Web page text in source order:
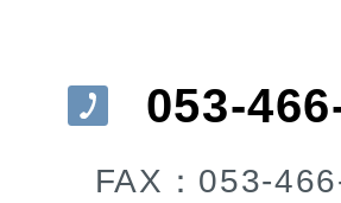
053-
FAX：053-